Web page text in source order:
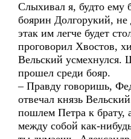
Слыхивал я, будто ему
боярин Долгорукий,
этак им легче будет
проговорил Хвостов,
Вельский усмехнулся.
прошел среди бояр.
– Правду говоришь,
отвечал князь
пошлем Петра к брату,
между собой как-